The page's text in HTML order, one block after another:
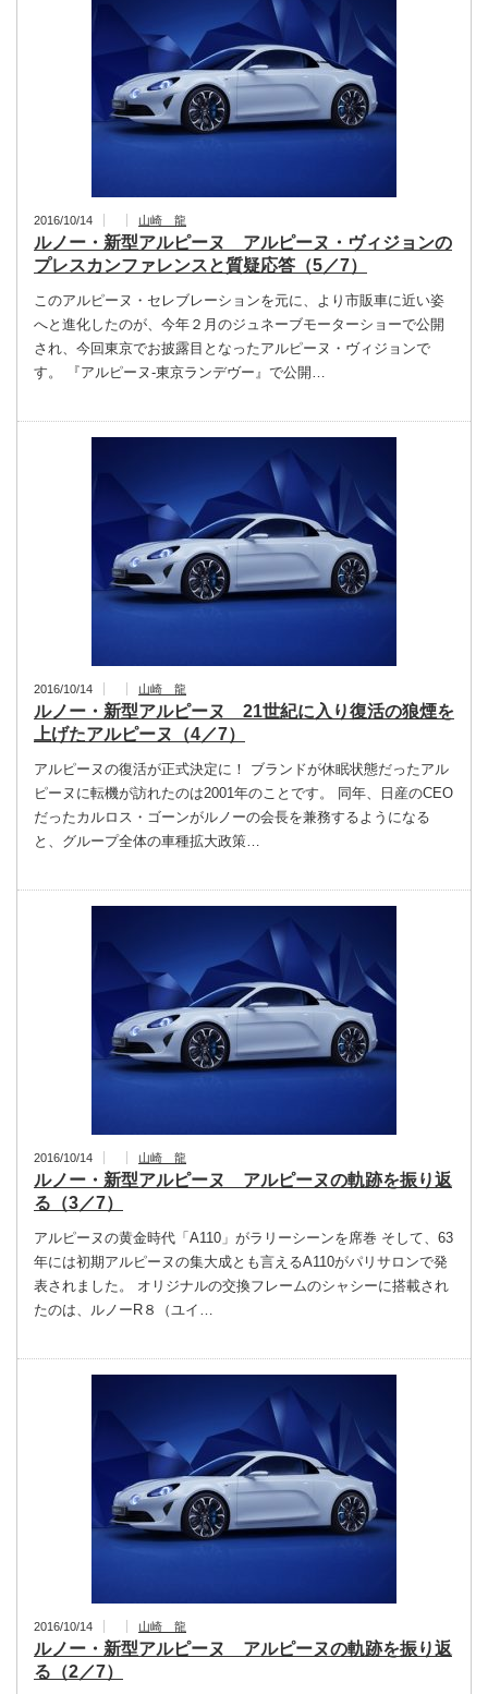
2016/10/14 山崎 龍
ルノー・新型アルピーヌ アルピーヌ・ヴィジョンの
プレスカンファレンスと質疑応答（5／7）
このアルピーヌ・セレブレーションを元に、より市販車に近い姿
へと進化したのが、今年２月のジュネーブモーターショーで公開
され、今回東京でお披露目となったアルピーヌ・ヴィジョンで
す。 『アルピーヌ-東京ランデヴー』で公開…
2016/10/14 山崎 龍
ルノー・新型アルピーヌ 21世紀に入り復活の狼煙を
上げたアルピーヌ（4／7）
アルピーヌの復活が正式決定に！ ブランドが休眠状態だったアル
ピーヌに転機が訪れたのは2001年のことです。 同年、日産のCEO
だったカルロス・ゴーンがルノーの会長を兼務するようになる
と、グループ全体の車種拡大政策…
2016/10/14 山崎 龍
ルノー・新型アルピーヌ アルピーヌの軌跡を振り返
る（3／7）
アルピーヌの黄金時代「A110」がラリーシーンを席巻 そして、63
年には初期アルピーヌの集大成とも言えるA110がパリサロンで発
表されました。 オリジナルの交換フレームのシャシーに搭載され
たのは、ルノーR８（ユイ…
2016/10/14 山崎 龍
ルノー・新型アルピーヌ アルピーヌの軌跡を振り返
る（2／7）